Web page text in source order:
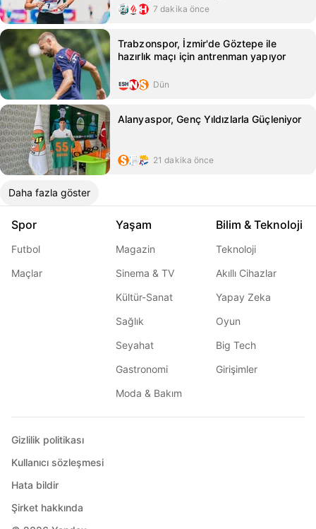
7 dakika önce
Trabzonspor, İzmir'de Göztepe ile
hazırlık maçı için antrenman yapıyor
Dün
Alanyaspor, Genç Yıldızlarla Güçleniyor
21 dakika önce
Daha fazla göster
Spor
Futbol
Maçlar
Yaşam
Magazin
Sinema & TV
Kültür-Sanat
Sağlık
Seyahat
Gastronomi
Moda & Bakım
Bilim & Teknoloji
Teknoloji
Akıllı Cihazlar
Yapay Zeka
Oyun
Big Tech
Girişimler
Gizlilik politikası
Kullanıcı sözleşmesi
Hata bildir
Şirket hakkında